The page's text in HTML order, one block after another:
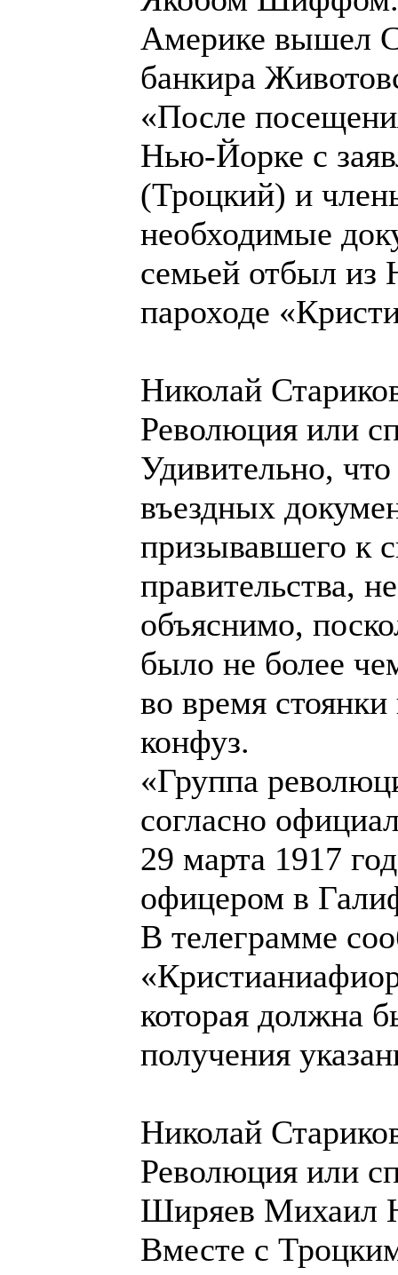
Америке вышел
банкира
«После
Нью-Йорке с
(Троцкий) и
необходимые
семьей отбыл
пароходе
Николай
Революция или
Удивительно,
въездных
призывавшего к
правительства,
объяснимо,
было не более
во время
конфуз.
«Группа
согласно
29 марта 1917
офицером в
В телеграмме
которая должна
получения
Николай
Революция или
Ширяев Михаил
Вместе с